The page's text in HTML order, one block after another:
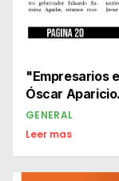
"Empresarios
GENERAL
Leer mas